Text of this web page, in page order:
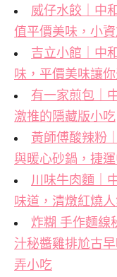
威仔水餃｜中
值平價美味，小資
吉立小館｜中
味，平價美味讓
有一家煎包｜
激推的隱藏版小吃
黃師傅酸辣粉
與暖心砂鍋，捷
川味牛肉麵｜
味道，清燉紅燒人
炸糊 手作麵線
汁秘醬雞排尬古
弄小吃